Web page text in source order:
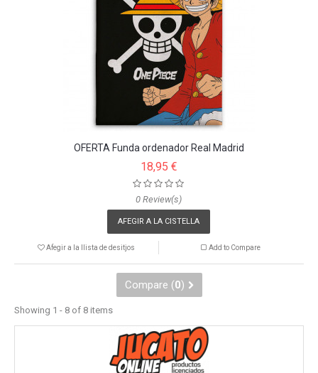
OFERTA Funda ordenador Real Madrid
18,95 €
0 Review(s)
AFEGIR A LA CISTELLA
Afegir a la llista de desitjos Add to Compare
Compare (0)
Showing 1 - 8 of 8 items